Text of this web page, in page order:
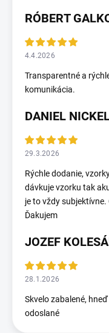
RÓBERT
4.4.2026
Transparentné a
komunikácia.
DANIEL
29.3.2026
Rýchle dodanie,
dávkuje vzorku tak
je to vždy
Ďakujem
JOZEF
28.1.2026
Skvelo zabalené,
odoslané